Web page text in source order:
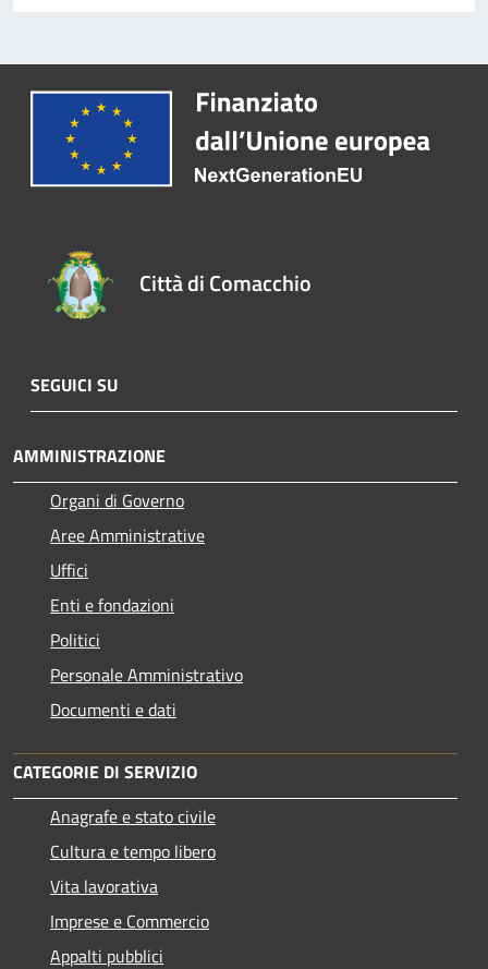
Città di Comacchio
SEGUICI SU
AMMINISTRAZIONE
Organi di Governo
Aree Amministrative
Uffici
Enti e fondazioni
Politici
Personale Amministrativo
Documenti e dati
CATEGORIE DI SERVIZIO
Anagrafe e stato civile
Cultura e tempo libero
Vita lavorativa
Imprese e Commercio
Appalti pubblici